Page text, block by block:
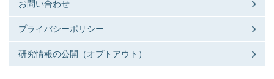
お問い合わせ
プライバシーポリシー
研究情報の公開（オプトアウト）